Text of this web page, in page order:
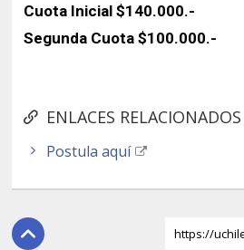
ENLACES RELACIONADOS
Postula aquí
Cuota Inicial $140.000.-
Segunda Cuota $100.000.-
https://